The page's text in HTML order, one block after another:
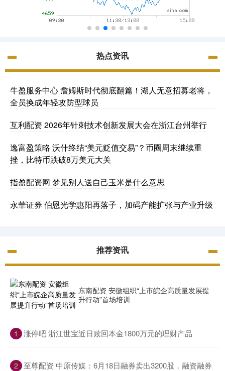
热点资讯
牛盈服务中心 詹姆斯时代彻底翻篇！湖人无意招募老将，
全员换成年轻攻防型球员
互利配资 2026年针刺技术创新发展大会在浙江台州举行
逸富盈策略 沃什终结“美元贬值交易”？币圈周末继续重
挫，比特币跌破8万美元大关
指盈配资网 梦见别人送自己玉米是什么意思
永華证券 伯恩光学惠阳再落子，加码产能扩张与产业升级
推荐资讯
东南配资 安徽组织“上市皖企高质量发展提
升行动”首场培训
1 ​涨停吧 浙江世宝近日赎回本金1800万元的理财产品
2 ​至尊配资 中原传媒：6月18日融券卖出3200股，融资融券